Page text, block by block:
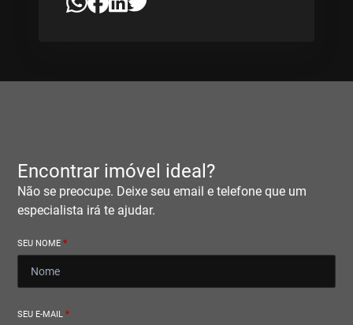
Encontrar imóvel ideal?
Não se preocupe. Deixe seu email e telefone que um
especialista irá te ajudar.
SEU NOME*
SEU E-MAIL*